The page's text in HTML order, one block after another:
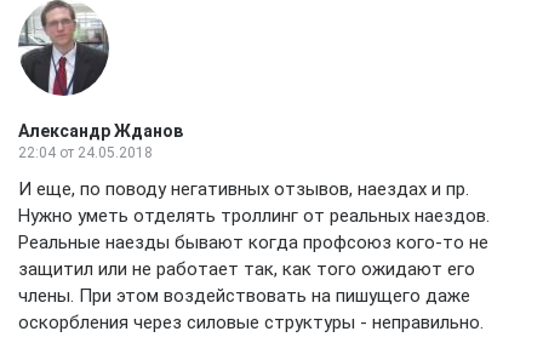
Александр Жданов
22:04 от 24.05.2018
И еще, по поводу негативных отзывов, наездах и пр.
Нужно уметь отделять троллинг от реальных наездов.
Реальные наезды бывают когда профсоюз кого-то не
защитил или не работает так, как того ожидают его
члены. При этом воздействовать на пишущего даже
оскорбления через силовые структуры - неправильно.